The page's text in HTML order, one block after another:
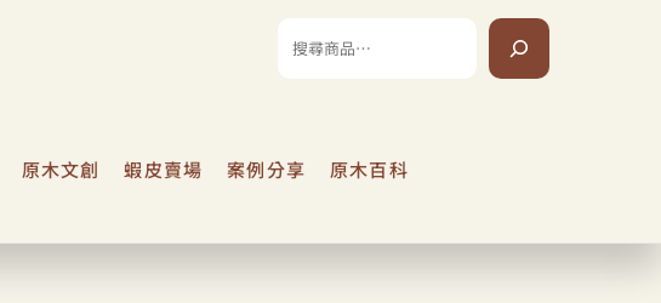
尋
原木文創 蝦皮賣場 案例分享 原木百科